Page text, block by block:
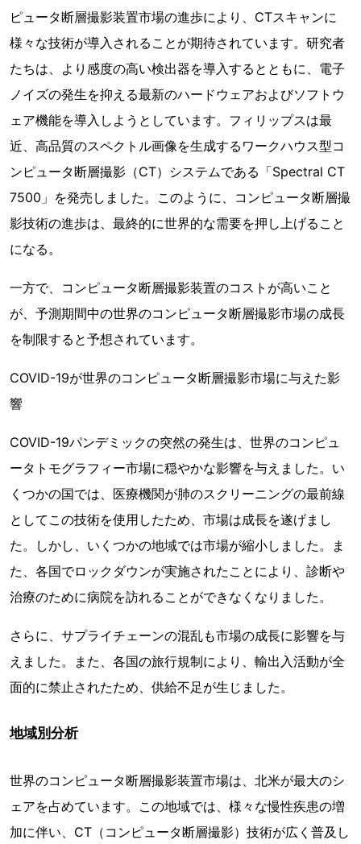
ピュータ断層撮影装置市場の進歩により、CTスキャンに
様々な技術が導入されることが期待されています。研究者
たちは、より感度の高い検出器を導入するとともに、電子
ノイズの発生を抑える最新のハードウェアおよびソフトウ
ェア機能を導入しようとしています。フィリップスは最
近、高品質のスペクトル画像を生成するワークハウス型コ
ンピュータ断層撮影（CT）システムである「Spectral CT
7500」を発売しました。このように、コンピュータ断層撮
影技術の進歩は、最終的に世界的な需要を押し上げること
になる。
一方で、コンピュータ断層撮影装置のコストが高いこと
が、予測期間中の世界のコンピュータ断層撮影市場の成長
を制限すると予想されています。
COVID-19が世界のコンピュータ断層撮影市場に与えた影
響
COVID-19パンデミックの突然の発生は、世界のコンピュ
ータトモグラフィー市場に穏やかな影響を与えました。い
くつかの国では、医療機関が肺のスクリーニングの最前線
としてこの技術を使用したため、市場は成長を遂げまし
た。しかし、いくつかの地域では市場が縮小しました。ま
た、各国でロックダウンが実施されたことにより、診断や
治療のために病院を訪れることができなくなりました。
さらに、サプライチェーンの混乱も市場の成長に影響を与
えました。また、各国の旅行規制により、輸出入活動が全
面的に禁止されたため、供給不足が生じました。
地域別分析
世界のコンピュータ断層撮影装置市場は、北米が最大のシ
ェアを占めています。この地域では、様々な慢性疾患の増
加に伴い、CT（コンピュータ断層撮影）技術が広く普及し